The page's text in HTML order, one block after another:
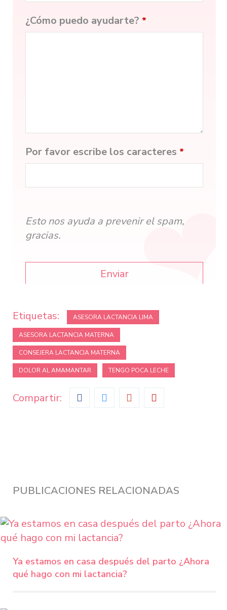
¿Cómo puedo ayudarte? *
Por favor escribe los caracteres *
Esto nos ayuda a prevenir el spam,
gracias.
Enviar
field
should
be
left
blank
Etiquetas: ASESORA LACTANCIA LIMA
ASESORA LACTANCIA MATERNA
CONSEJERA LACTANCIA MATERNA
DOLOR AL AMAMANTAR TENGO POCA LECHE
Compartir:
PUBLICACIONES RELACIONADAS
Ya estamos en casa después del parto ¿Ahora
qué hago con mi lactancia?